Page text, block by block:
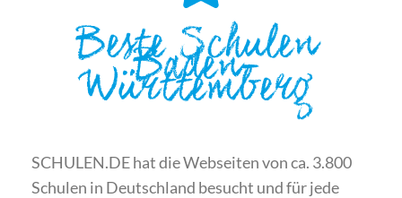
Beste Schulen
Baden-
Württemberg
SCHULEN.DE hat die Webseiten von ca. 3.800
Schulen in Deutschland besucht und für jede